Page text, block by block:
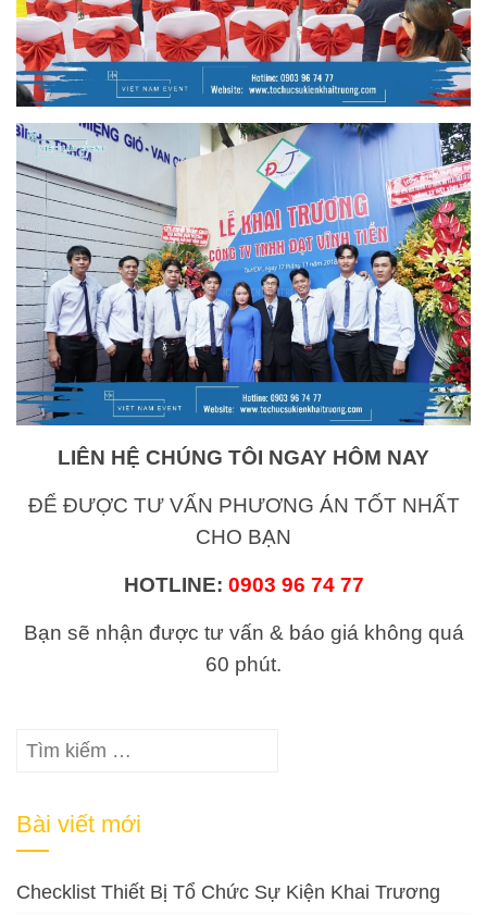
LIÊN HỆ CHÚNG TÔI NGAY HÔM NAY
ĐỂ ĐƯỢC TƯ VẤN PHƯƠNG ÁN TỐT NHẤT
CHO BẠN
HOTLINE: 0903 96 74 77
Bạn sẽ nhận được tư vấn & báo giá không quá
60 phút.
Tìm
Bài viết mới
Checklist Thiết Bị Tổ Chức Sự Kiện Khai Trương